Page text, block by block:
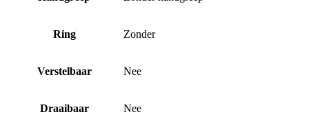
Ring Zonder
Verstelbaar Nee
Draaibaar Nee